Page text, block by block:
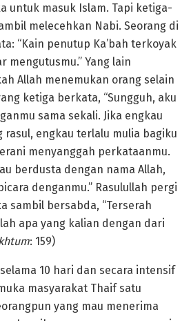
untuk masuk Islam. Tapi ketiga-
melecehkan Nabi. Seorang di
“Kain penutup Ka’bah terkoyak
mengutusmu.” Yang lain
Allah menemukan orang selain
ketiga berkata, “Sungguh, aku
sama sekali. Jika engkau
rasul, engkau terlalu mulia bagiku
menyanggah perkataanmu.
berdusta dengan nama Allah,
denganmu.” Rasulullah pergi
sambil bersabda, “Terserah
apa yang kalian dengan dari
: 159)
10 hari dan secara intensif
masyarakat Thaif satu
yang mau menerima